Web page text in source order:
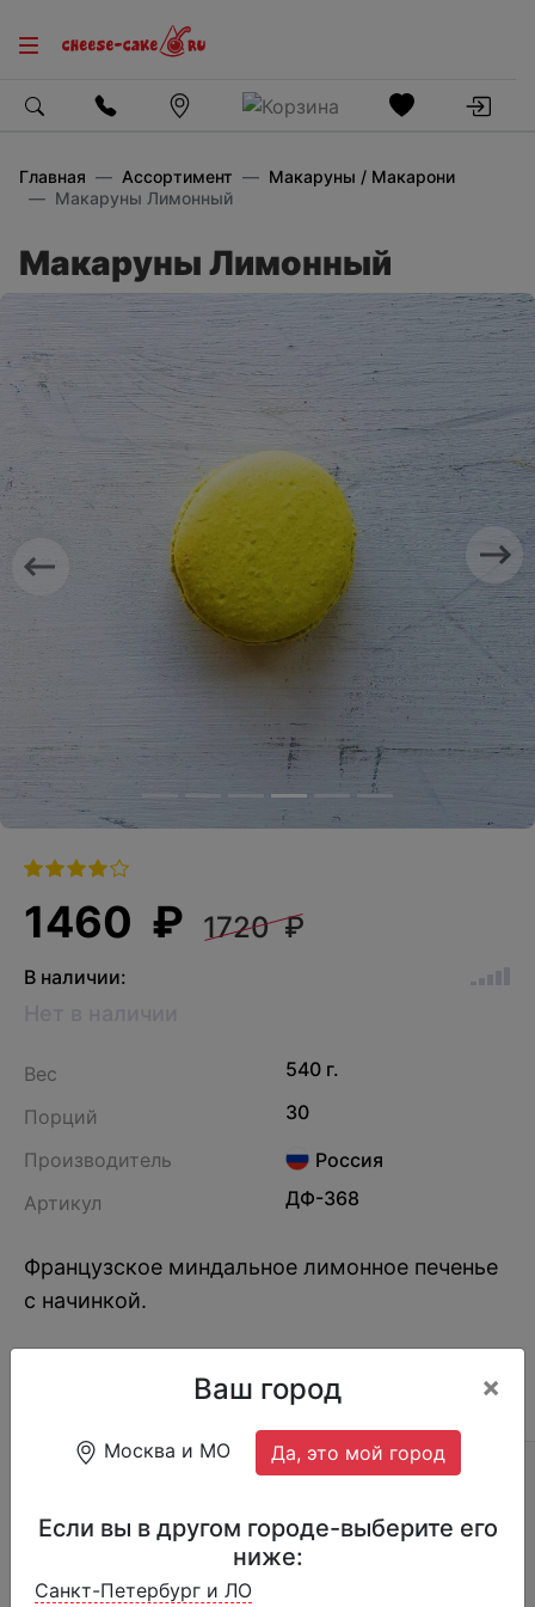
Ваш город ×
Москва и МО Да, это мой город
Если вы в другом городе-выберите его
ниже:
Санкт-Петербург и ЛО
Главная Ассортимент
Макаруны / Макарони
Макаруны Лимонный
Макаруны Лимонный
Previous Next
1460 ₽ 1720 ₽
В наличии:
Вес
540 г.
Порций
30
Производитель
Россия
Артикул
ДФ-368
Французское миндальное лимонное печенье
с начинкой.
Срок годности:
12 мес. при t −18°С ( в
морозильнике); после разморозки – 5дней ( в
холодильнике при t 2-4°С)